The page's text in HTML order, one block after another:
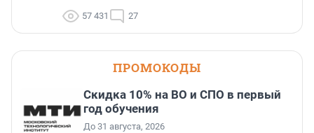
57 431 27
ПРОМОКОДЫ
Скидка 10% на ВО и СПО в первый
год обучения
До 31 августа, 2026